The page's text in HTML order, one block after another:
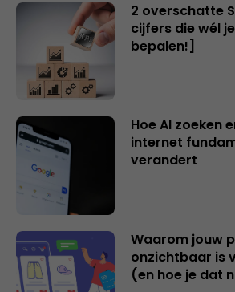
2 overschatte
cijfers die wél
bepalen!]
Hoe AI zoeken
internet
verandert
Waarom jouw
onzichtbaar is
(en hoe je dat